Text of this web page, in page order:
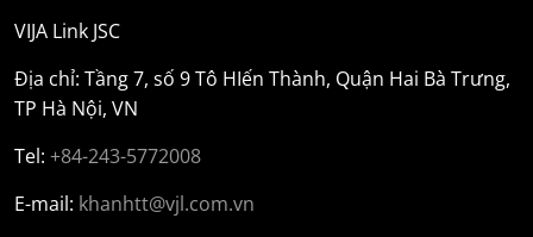
VIJA Link JSC
Địa chỉ: Tầng 7, số 9 Tô HIến Thành, Quận Hai Bà Trưng,
TP Hà Nội, VN
Tel: +84-243-5772008
E-mail: khanhtt@vjl.com.vn